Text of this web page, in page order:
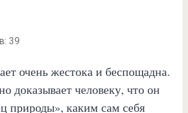
39
очень жестока и беспощадна.
доказывает человеку, что он
природы», каким сам себя